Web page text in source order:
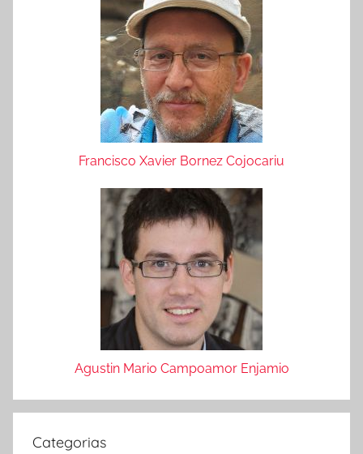
Francisco Xavier Bornez Cojocariu
Agustin Mario Campoamor Enjamio
Categorias